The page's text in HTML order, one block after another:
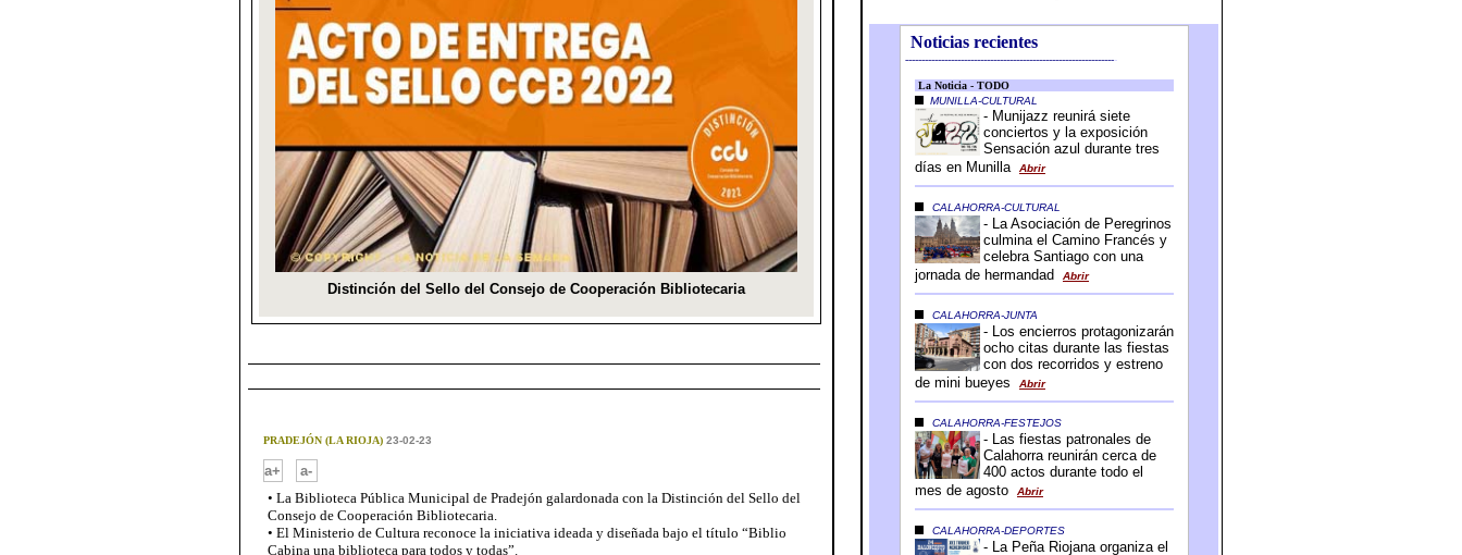
PRADEJÓN (LA RIOJA)23-02-23
a+
a-
• La Biblioteca Pública Municipal de Pradejón galardonada con la Distinción del Sello del
Consejo de Cooperación Bibliotecaria.
• El Ministerio de Cultura reconoce la iniciativa ideada y diseñada bajo el título “Biblio
Cabina una biblioteca para todos y todas”.
Noticias recientes
-----------------------------------------------------------------